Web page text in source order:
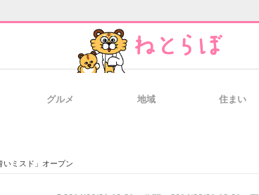
経
グルメ 地域 住まい
ミスド」オープン